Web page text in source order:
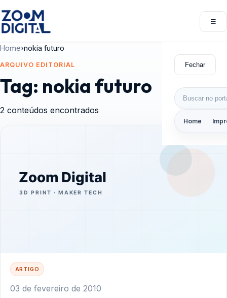
☰
Fechar
Buscar por:
Home
Home›nokia futuro
ARQUIVO EDITORIAL
Tag: nokia futuro
2 conteúdos encontrados
ARTIGO
03 de fevereiro de 2010